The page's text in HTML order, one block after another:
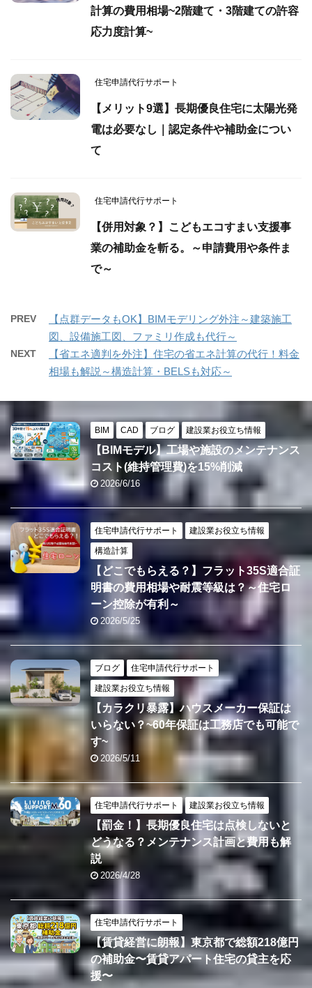
計算の費用相場~2階建て・3階建ての許容
応力度計算~
住宅申請代行サポート
【メリット9選】長期優良住宅に太陽光発
電は必要なし｜認定条件や補助金につい
て
住宅申請代行サポート
【併用対象？】こどもエコすまい支援事
業の補助金を斬る。～申請費用や条件ま
で～
PREV
【点群データもOK】BIMモデリング外注～建築施工
図、設備施工図、ファミリ作成も代行～
NEXT
【省エネ適判を外注】住宅の省エネ計算の代行！料金
相場も解説～構造計算・BELSも対応～
BIM CAD ブログ 建設業お役立ち情報
【BIMモデル】工場や施設のメンテナンス
コスト(維持管理費)を15%削減
2026/6/16
住宅申請代行サポート 建設業お役立ち情報
構造計算
【どこでもらえる？】フラット35S適合証
明書の費用相場や耐震等級は？～住宅ロ
ーン控除が有利～
2026/5/25
ブログ 住宅申請代行サポート
建設業お役立ち情報
【カラクリ暴露】ハウスメーカー保証は
いらない？~60年保証は工務店でも可能で
す~
2026/5/11
住宅申請代行サポート 建設業お役立ち情報
【罰金！】長期優良住宅は点検しないと
どうなる？メンテナンス計画と費用も解
説
2026/4/28
住宅申請代行サポート
【賃貸経営に朗報】東京都で総額218億円
の補助金〜賃貸アパート住宅の貸主を応
援〜